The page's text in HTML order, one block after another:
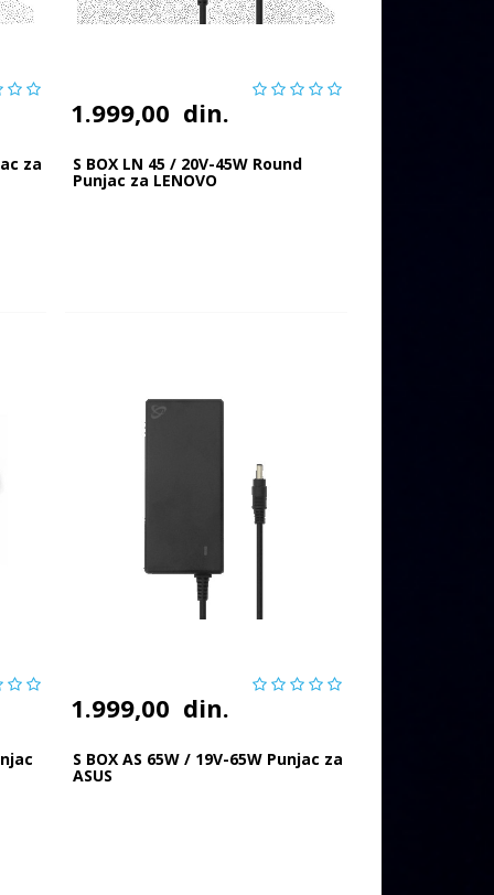
za
1.999,00 din.
S BOX LN 45 / 20V-45W Round
Punjac za LENOVO
1.999,00 din.
S BOX AS 65W / 19V-65W Punjac za
ASUS